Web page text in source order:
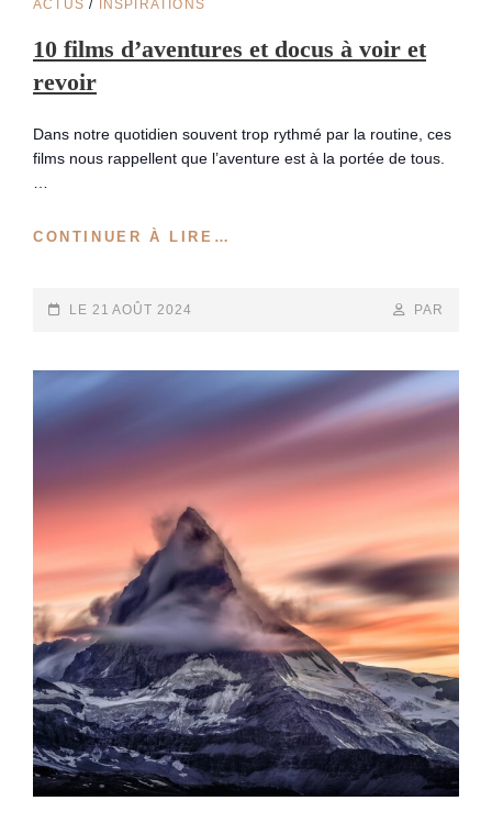
CAT
ACTUS / INSPIRATIONS
10 films d’aventures et docus à voir et
revoir
Dans notre quotidien souvent trop rythmé par la routine, ces
films nous rappellent que l’aventure est à la portée de tous.
…
CONTINUER À LIRE…
VOIR
ET
REVOIR
POSTED-
LE 21 AOÛT 2024
BY
BYLINE
PAR